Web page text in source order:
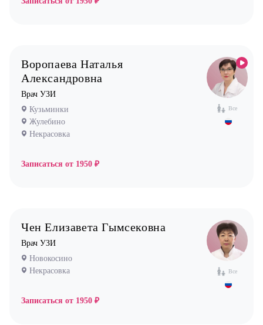
Все
Воропаева Наталья
Александровна
Врач УЗИ
Кузьминки
Жулебино
Некрасовка
Записаться от 1950 ₽
Все
Чен Елизавета Гымсековна
Врач УЗИ
Новокосино
Некрасовка
Записаться от 1950 ₽